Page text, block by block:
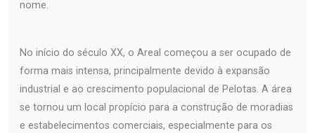
nome.
No início do século XX, o Areal começou a ser ocupado de
forma mais intensa, principalmente devido à expansão
industrial e ao crescimento populacional de Pelotas. A área
se tornou um local propício para a construção de moradias
e estabelecimentos comerciais, especialmente para os